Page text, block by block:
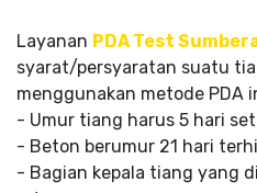
Layanan PDA Test
syarat/persyaratan suatu
menggunakan metode PDA
- Umur tiang harus 5 hari
- Beton berumur 21 hari
- Bagian kepala tiang yang